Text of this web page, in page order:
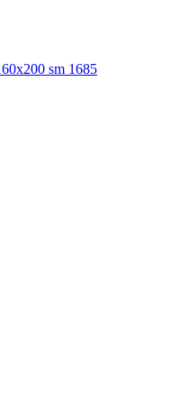
sm 1685